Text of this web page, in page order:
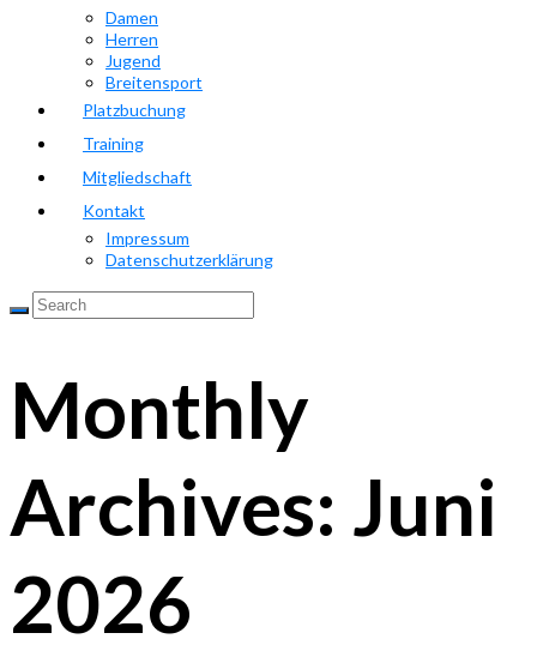
Damen
Herren
Jugend
Breitensport
Platzbuchung
Training
Mitgliedschaft
Kontakt
Impressum
Datenschutzerklärung
Monthly
Archives: Juni
2026